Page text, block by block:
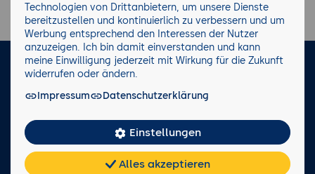
LinkedIn Facebook
Facts
0221 82 80 90
Technologien von Drittanbietern, um unsere Dienste
bereitzustellen und kontinuierlich zu verbessern und um
Werbung entsprechend den Interessen der Nutzer
anzuzeigen. Ich bin damit einverstanden und kann
meine Einwilligung jederzeit mit Wirkung für die Zukunft
widerrufen oder ändern.
Impressum
Datenschutzerklärung
Einstellungen
Alles akzeptieren